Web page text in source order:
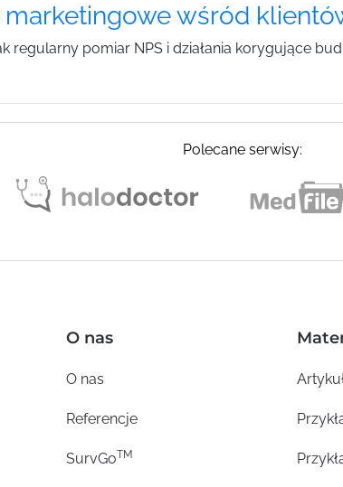
marketingowe wśród
regularny pomiar NPS i działania korygujące
Polecane serwisy:
O nas
O nas
Referencje
SurvGoTM